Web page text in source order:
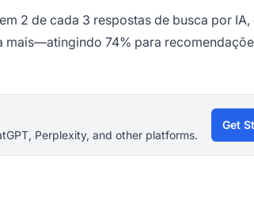
2 de cada 3 respostas de busca por
mais—atingindo 74% para
Perplexity, and other platforms.
Get